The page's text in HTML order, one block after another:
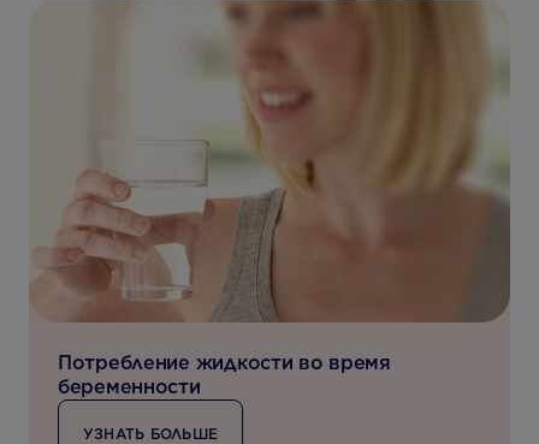
Потребление жидкости во время
беременности
УЗНАТЬ БОЛЬШЕ